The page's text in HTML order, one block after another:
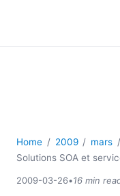
Home 2009
mars
Solutions SOA et
2009-03-26•16 min